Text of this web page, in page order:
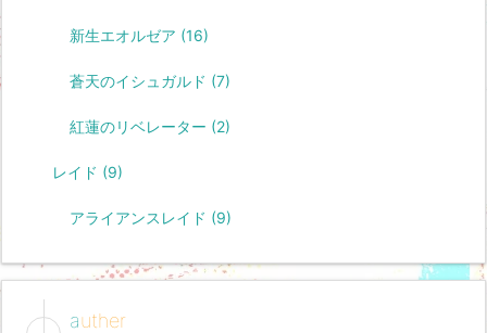
新生エオルゼア (16)
蒼天のイシュガルド (7)
紅蓮のリベレーター (2)
レイド (9)
アライアンスレイド (9)
auther